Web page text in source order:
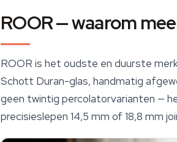
ROOR — waarom
ROOR is het oudste en duurste
Schott Duran-glas, handmatig
geen twintig percolatorvarianten —
precisieslepen 14,5 mm of 18,8 mm